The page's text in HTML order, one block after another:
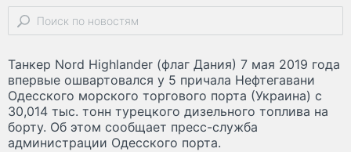
Танкер Nord Highlander (флаг Дания) 7 мая 2019 года
впервые ошвартовался у 5 причала Нефтегавани
Одесского морского торгового порта (Украина) с
30,014 тыс. тонн турецкого дизельного топлива на
борту. Об этом сообщает пресс-служба
администрации Одесского порта.